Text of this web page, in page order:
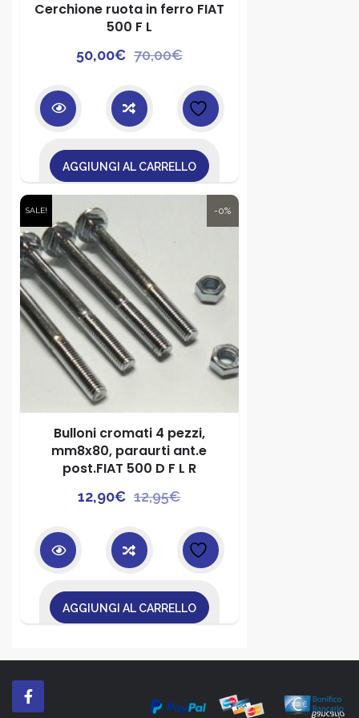
Cerchione ruota in ferro FIAT
500 F L
70,00€Il
originale
era:
50,00€
Il
attuale
è:
AGGIUNGI AL CARRELLO
-0%
SALE!
Bulloni cromati 4 pezzi,
mm8x80, paraurti ant.e
post.FIAT 500 D F L R
12,95€Il
originale
era:
12,90€
Il
attuale
è:
AGGIUNGI AL CARRELLO